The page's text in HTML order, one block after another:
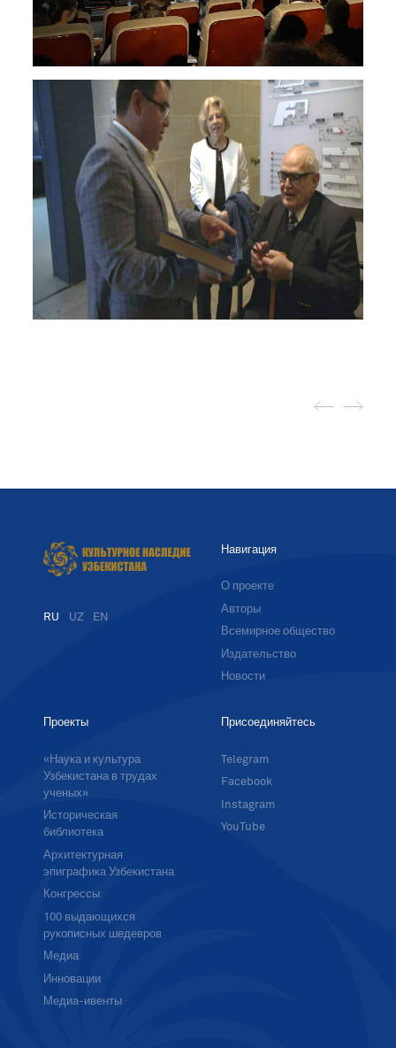
RU UZ EN
Навигация
О проекте
Авторы
Всемирное общество
Издательство
Новости
Проекты
«Наука и культура
Узбекистана в трудах
ученых»
Историческая
библиотека
Архитектурная
эпиграфика Узбекистана
Конгрессы
100 выдающихся
рукописных шедевров
Медиа
Инновации
Медиа-ивенты
Присоединяйтесь
Telegram
Facebook
Instagram
YouTube